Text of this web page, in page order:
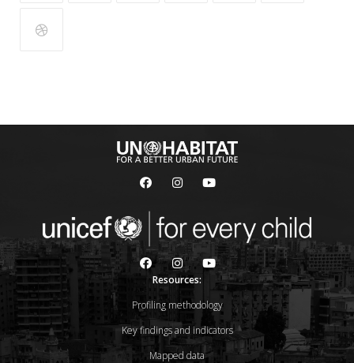
Resources:
Profiling methodology
Key findings and indicators
Mapped data